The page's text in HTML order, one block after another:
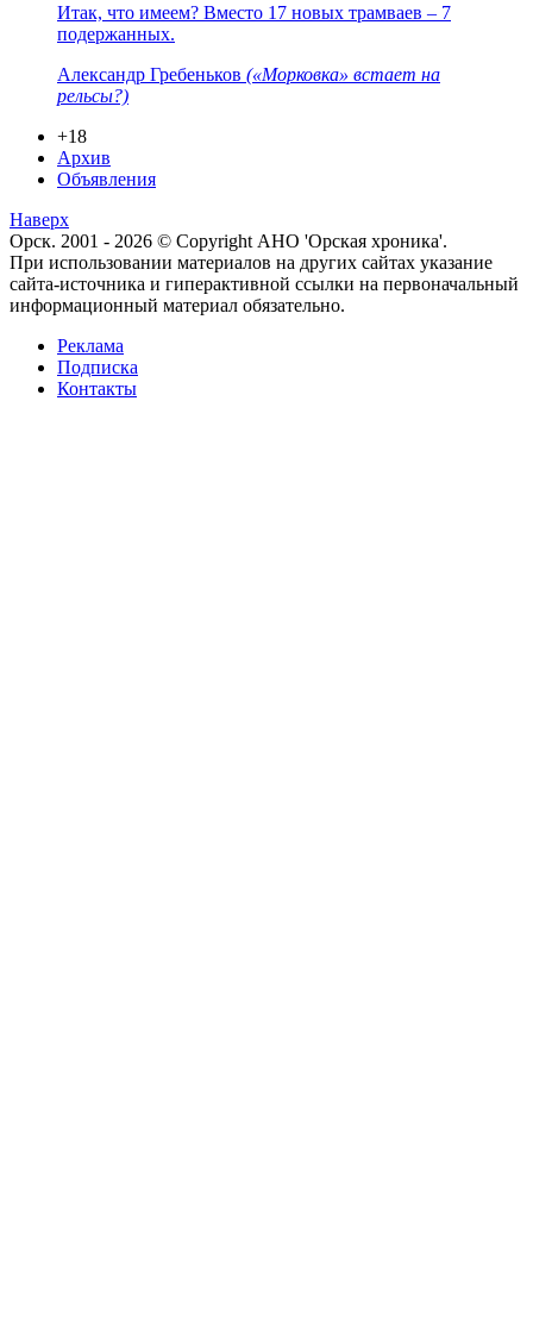
Итак, что имеем? Вместо 17 новых трамваев – 7
подержанных.
Александр Гребеньков («Морковка» встает на
рельсы?)
+18
Архив
Объявления
Наверх
Орск. 2001 - 2026 © Copyright АНО 'Орская хроника'.
При использовании материалов на других сайтах указание
сайта-источника и гиперактивной ссылки на первоначальный
информационный материал обязательно.
Реклама
Подписка
Контакты